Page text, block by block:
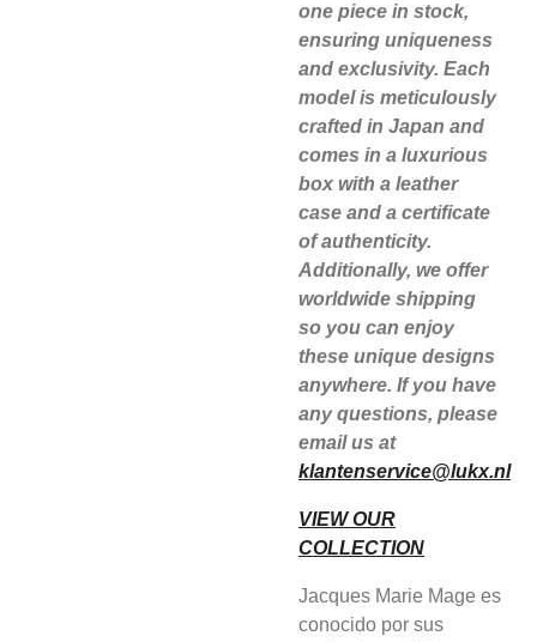
one piece in stock,
ensuring uniqueness
and exclusivity. Each
model is meticulously
crafted in Japan and
comes in a luxurious
box with a leather
case and a certificate
of authenticity.
Additionally, we offer
worldwide shipping
so you can enjoy
these unique designs
anywhere. If you have
any questions, please
email us at
klantenservice@lukx.nl
VIEW OUR
COLLECTION
Jacques Marie Mage es
conocido por sus